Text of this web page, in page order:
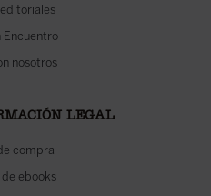
Encuentro
nosotros
LEGAL
compra
de ebooks